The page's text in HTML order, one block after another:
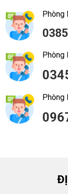
Phòng
Phòng
Phòng